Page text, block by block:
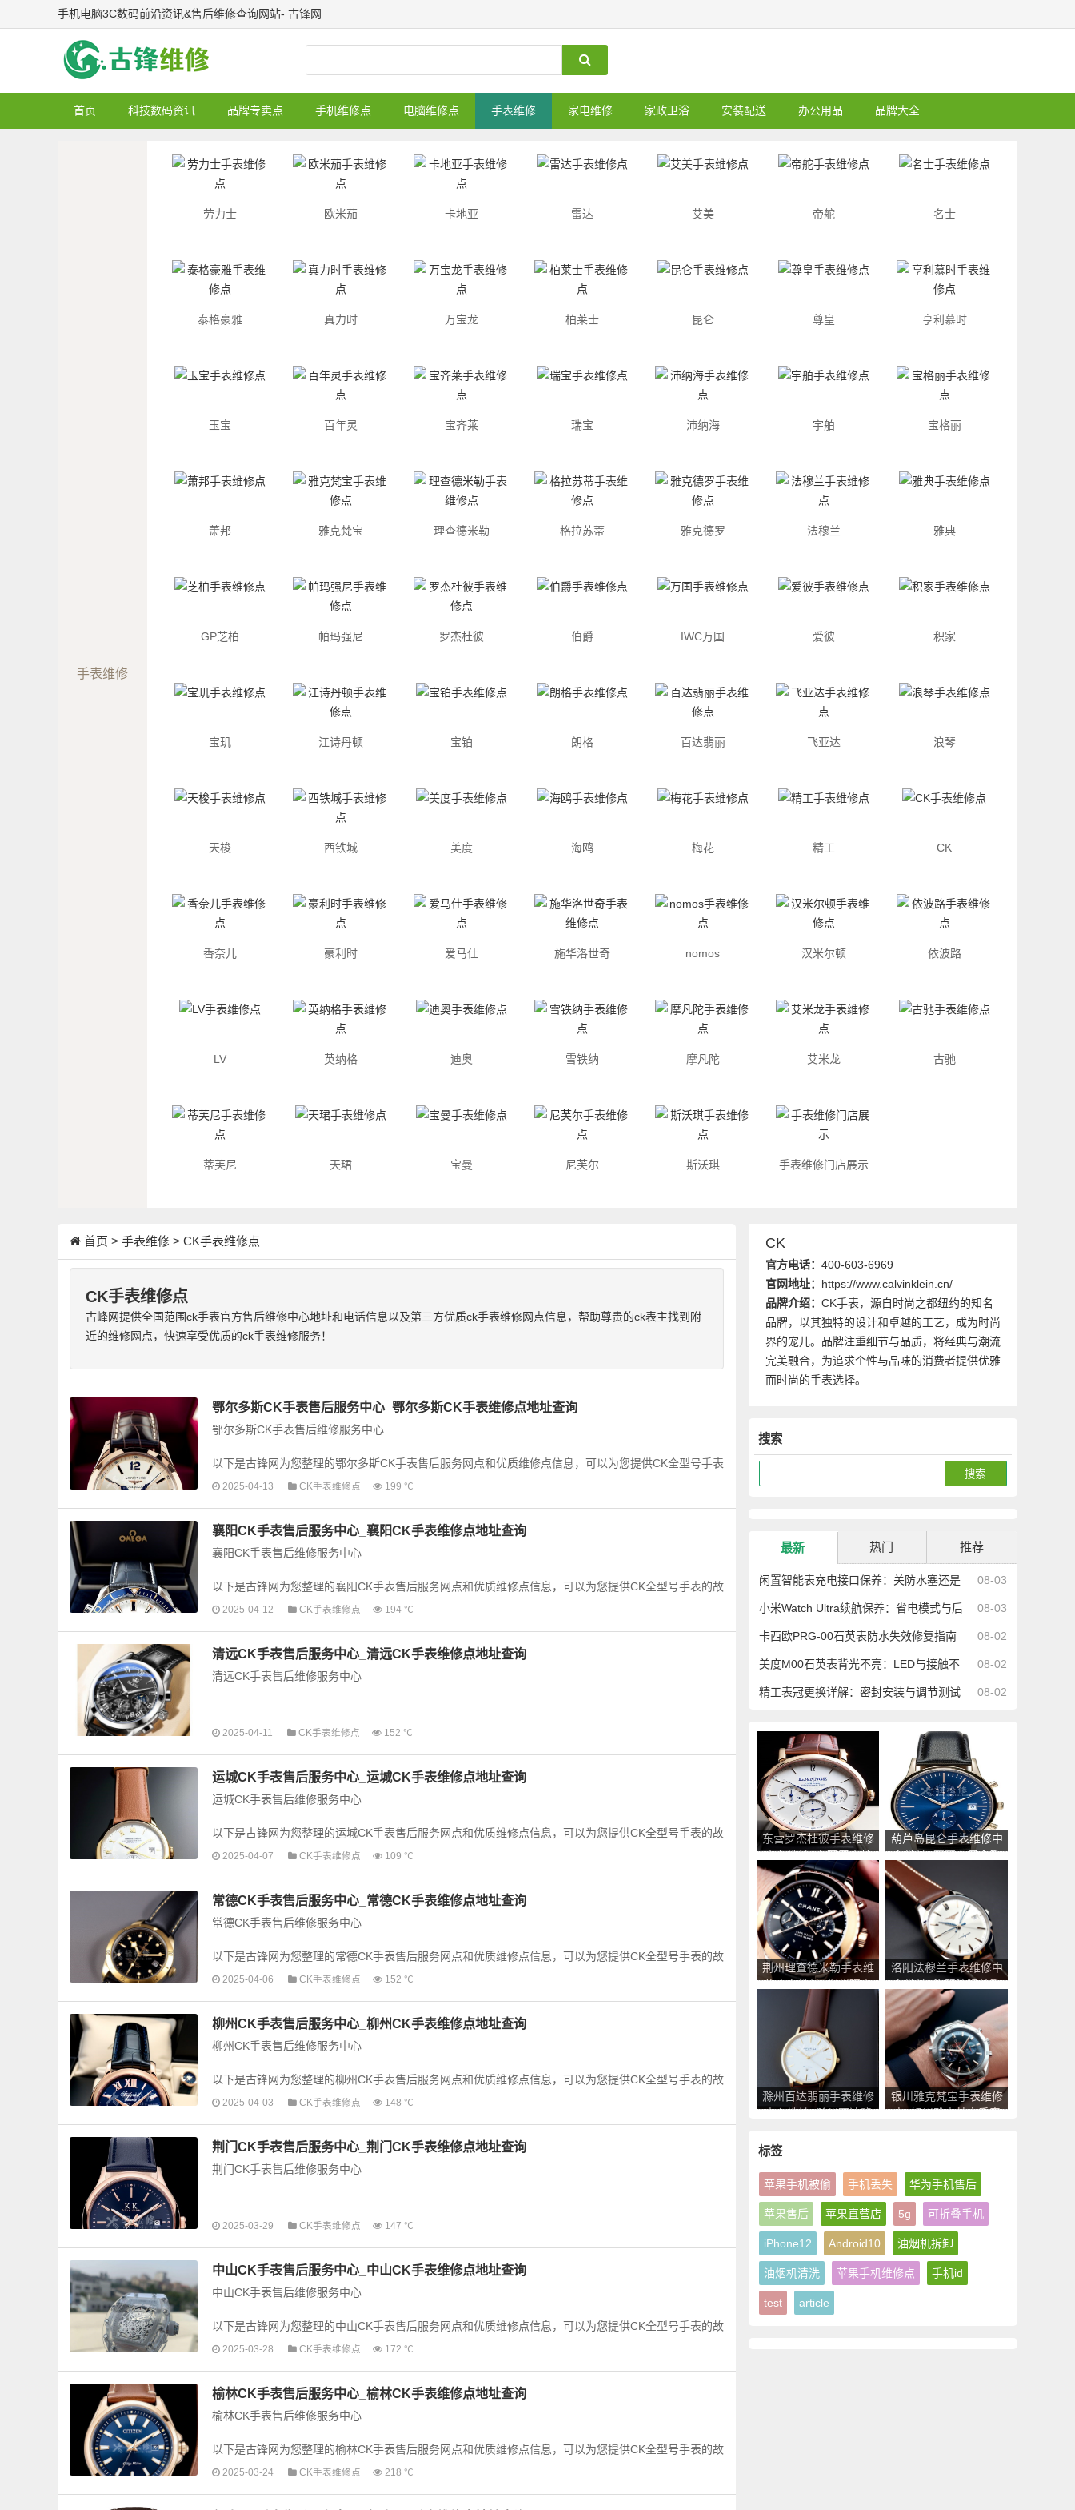
手机电脑3C数码前沿资讯&售后维修查询网站- 古锋网
首页 科技数码资讯 品牌专卖点 手机维修点 电脑维修点 手表维修 家电维修 家政卫浴 安装配送 办公用品 品牌大全
手表维修
劳力士 欧米茄 卡地亚 雷达 艾美 帝舵 名士
泰格豪雅 真力时 万宝龙 柏莱士 昆仑 尊皇 亨利慕时
玉宝 百年灵 宝齐莱 瑞宝 沛纳海 宇舶 宝格丽
萧邦 雅克梵宝 理查德米勒 格拉苏蒂 雅克德罗 法穆兰 雅典
GP芝柏 帕玛强尼 罗杰杜彼 伯爵 IWC万国 爱彼 积家
宝玑 江诗丹顿 宝铂 朗格 百达翡丽 飞亚达 浪琴
天梭 西铁城 美度 海鸥 梅花 精工 CK
香奈儿 豪利时 爱马仕 施华洛世奇 nomos 汉米尔顿 依波路
LV 英纳格 迪奥 雪铁纳 摩凡陀 艾米龙 古驰
蒂芙尼 天珺 宝曼 尼芙尔 斯沃琪 手表维修门店展示
CK
官方电话： 400-603-6969
官网地址： https://www.calvinklein.cn/
品牌介绍： CK手表，源自时尚之都纽约的知名
品牌，以其独特的设计和卓越的工艺，成为时尚
界的宠儿。品牌注重细节与品质，将经典与潮流
完美融合，为追求个性与品味的消费者提供优雅
而时尚的手表选择。
搜索
最新 热门 推荐
08-03
闲置智能表充电接口保养：关防水塞还是
防尘更重要 08-03
小米Watch Ultra续航保养：省电模式与后
台管理 08-02
卡西欧PRG-00石英表防水失效修复指南
08-02
美度M00石英表背光不亮：LED与接触不
良修复 08-02
精工表冠更换详解：密封安装与调节测试
东营罗杰杜彼手表维修
中心地址_东营罗杰杜
彼手表售后服务点查询
葫芦岛昆仑手表维修中
心地址_葫芦岛昆仑手
表售后服务点查询
荆州理查德米勒手表维
修中心地址_荆州理查
德米勒手表售后服务点
查询
洛阳法穆兰手表维修中
心地址_洛阳法穆兰手
表售后服务点查询
滁州百达翡丽手表维修
中心地址_滁州百达翡
银川雅克梵宝手表维修
点_银川雅克梵宝手表
标签
苹果手机被偷 手机丢失 华为手机售后
苹果售后 苹果直营店 5g 可折叠手机
iPhone12 Android10 油烟机拆卸
油烟机清洗 苹果手机维修点 手机id
test article
首页 > 手表维修 > CK手表维修点
CK手表维修点
古峰网提供全国范围ck手表官方售后维修中心地址和电话信息以及第三方优质ck手表维修网点信息，帮助尊贵的ck表主找到附
近的维修网点，快速享受优质的ck手表维修服务！
鄂尔多斯CK手表售后服务中心_鄂尔多斯CK手表维修点地址查询
鄂尔多斯CK手表售后维修服务中心
以下是古锋网为您整理的鄂尔多斯CK手表售后服务网点和优质维修点信息，可以为您提供CK全型号手表
的故障检测维修，手表保养等业务，为了享受优质...
2025-04-13 CK手表维修点 199 ℃
襄阳CK手表售后服务中心_襄阳CK手表维修点地址查询
襄阳CK手表售后维修服务中心
以下是古锋网为您整理的襄阳CK手表售后服务网点和优质维修点信息，可以为您提供CK全型号手表的故
障检测维修，手表保养等业务，为了享受优质的维修服...
2025-04-12 CK手表维修点 194 ℃
清远CK手表售后服务中心_清远CK手表维修点地址查询
清远CK手表售后维修服务中心
以下是古锋网为您整理的清远CK手表售后服务网点和优质维修点信息，可以为您提供CK全型号手表的故
2025-04-11 CK手表维修点 152 ℃
运城CK手表售后服务中心_运城CK手表维修点地址查询
运城CK手表售后维修服务中心
以下是古锋网为您整理的运城CK手表售后服务网点和优质维修点信息，可以为您提供CK全型号手表的故
障检测维修，手表保养等业务，为了享受优质的维修服...
2025-04-07 CK手表维修点 109 ℃
常德CK手表售后服务中心_常德CK手表维修点地址查询
常德CK手表售后维修服务中心
以下是古锋网为您整理的常德CK手表售后服务网点和优质维修点信息，可以为您提供CK全型号手表的故
障检测维修，手表保养等业务，为了享受优质的维修服...
2025-04-06 CK手表维修点 152 ℃
柳州CK手表售后服务中心_柳州CK手表维修点地址查询
柳州CK手表售后维修服务中心
以下是古锋网为您整理的柳州CK手表售后服务网点和优质维修点信息，可以为您提供CK全型号手表的故
障检测维修，手表保养等业务，为了享受优质的维修服...
2025-04-03 CK手表维修点 148 ℃
荆门CK手表售后服务中心_荆门CK手表维修点地址查询
荆门CK手表售后维修服务中心
以下是古锋网为您整理的荆门CK手表售后服务网点和优质维修点信息，可以为您提供CK全型号手表的故
2025-03-29 CK手表维修点 147 ℃
中山CK手表售后服务中心_中山CK手表维修点地址查询
中山CK手表售后维修服务中心
以下是古锋网为您整理的中山CK手表售后服务网点和优质维修点信息，可以为您提供CK全型号手表的故
障检测维修，手表保养等业务，为了享受优质的维修服...
2025-03-28 CK手表维修点 172 ℃
榆林CK手表售后服务中心_榆林CK手表维修点地址查询
榆林CK手表售后维修服务中心
以下是古锋网为您整理的榆林CK手表售后服务网点和优质维修点信息，可以为您提供CK全型号手表的故
障检测维修，手表保养等业务，为了享受优质的维修服...
2025-03-24 CK手表维修点 218 ℃